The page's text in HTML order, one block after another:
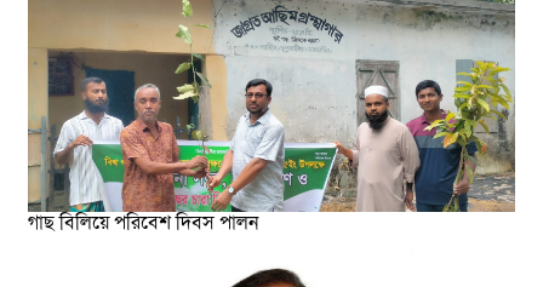
গাছ বিলিয়ে পরিবেশ দিবস পালন